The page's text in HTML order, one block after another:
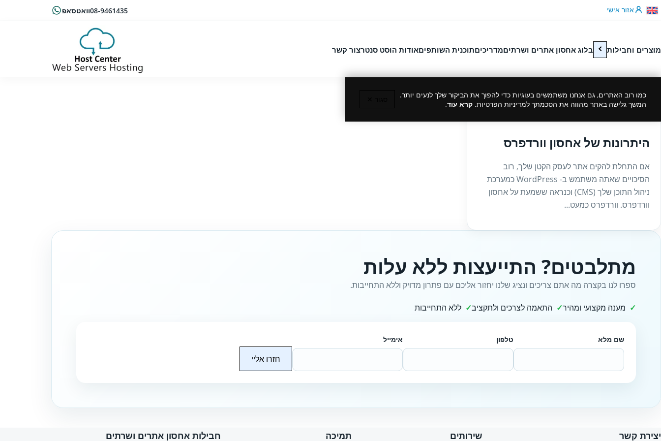
דלג לתוכן 08-9461435וואטסאפ אזור אישי
מוצרים וחבילות בלוג אחסון אתרים ושרתיםמדריכיםתוכנית השותפיםאודות הוסט סנטרצור קשר
כמו רוב האתרים, גם אנחנו משתמשים בעוגיות כדי להפוך את הביקור שלך לנעים יותר.
המשך גלישה באתר מהווה את הסכמתך למדיניות הפרטיות. קרא עוד.
היתרונות של אחסון וורדפרס
אם התחלת להקים אתר לעסק הקטן שלך, רוב
הסיכויים שאתה משתמש ב- WordPress כמערכת
ניהול התוכן שלך (CMS) וכנראה ששמעת על אחסון
וורדפרס. וורדפרס כמעט...
מתלבטים? התייעצות ללא עלות
ספרו לנו בקצרה מה אתם צריכים ונציג שלנו יחזור אליכם עם פתרון מדויק וללא התחייבות.
מענה מקצועי ומהיר התאמה לצרכים ולתקציב ללא התחייבות
שם מלא טלפון אימייל
חזרו אליי
יצירת קשר שירותים תמיכה חבילות אחסון אתרים ושרתים